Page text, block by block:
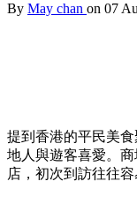
By May chan on 07
提到香港的平民美
地人與遊客喜愛。
店，初次到訪往往容